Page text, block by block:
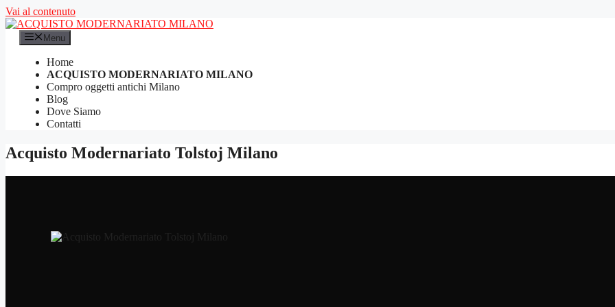
Vai al contenuto
Menu
Home
ACQUISTO MODERNARIATO MILANO
Compro oggetti antichi Milano
Blog
Dove Siamo
Contatti
Acquisto Modernariato Tolstoj Milano